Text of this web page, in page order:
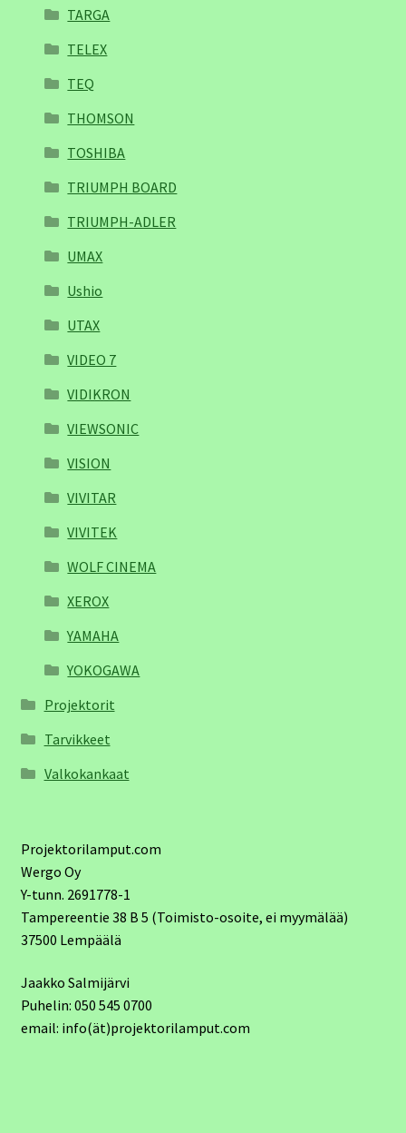
TARGA
TELEX
TEQ
THOMSON
TOSHIBA
TRIUMPH BOARD
TRIUMPH-ADLER
UMAX
Ushio
UTAX
VIDEO 7
VIDIKRON
VIEWSONIC
VISION
VIVITAR
VIVITEK
WOLF CINEMA
XEROX
YAMAHA
YOKOGAWA
Projektorit
Tarvikkeet
Valkokankaat
Projektorilamput.com
Wergo Oy
Y-tunn. 2691778-1
Tampereentie 38 B 5 (Toimisto-osoite, ei myymälää)
37500 Lempäälä
Jaakko Salmijärvi
Puhelin: 050 545 0700
email: info(ät)projektorilamput.com